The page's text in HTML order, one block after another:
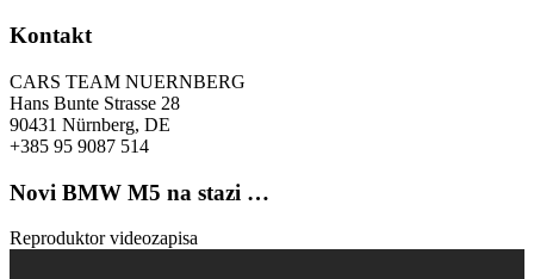
Kontakt
CARS TEAM NUERNBERG
Hans Bunte Strasse 28
90431 Nürnberg, DE
+385 95 9087 514
Novi BMW M5 na stazi …
Reproduktor videozapisa